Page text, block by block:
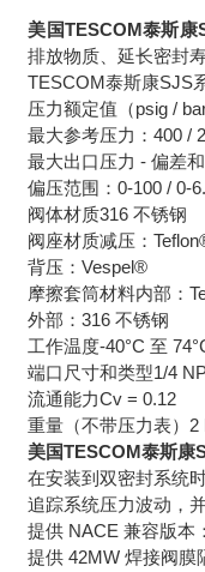
美国TESCOM泰斯康
排放物质、延长密封
TESCOM泰斯康SJS
压力额定值（psig /
最大参考压力：400 /
最大出口压力 - 偏差
偏压范围：0-100 / 0-
阀体材质316 不锈钢
阀座材质减压：
背压：Vespel®
摩擦套筒材料内部：
外部：316 不锈钢
工作温度-40°C 至
端口尺寸和类型1/4
流通能力Cv = 0.12
重量（不带压力表）2
美国TESCOM泰斯康
在安装到双密封系统
追踪系统压力波动，
提供 NACE 兼容版本
提供 42MW 焊接阀膜